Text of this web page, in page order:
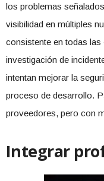
los problemas
visibilidad en múltiples
consistente en todas
investigación de
intentan mejorar la
proceso de desarrollo.
proveedores, pero con
Integrar